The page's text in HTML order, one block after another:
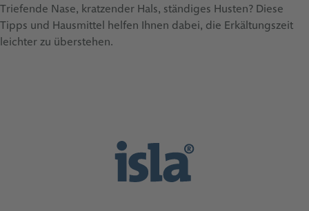
Triefende Nase, kratzender Hals, ständiges Husten? Diese
Tipps und Hausmittel helfen Ihnen dabei, die Erkältungszeit
leichter zu überstehen.